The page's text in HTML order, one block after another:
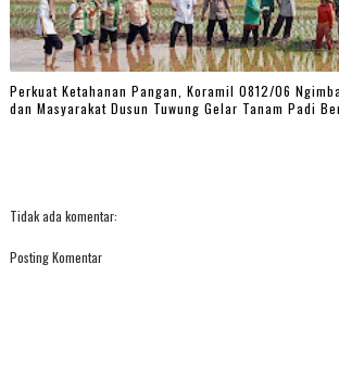
Perkuat Ketahanan Pangan, Koramil 0812/06
dan Masyarakat Dusun Tuwung Gelar Tanam Padi
Tidak ada komentar:
Posting Komentar